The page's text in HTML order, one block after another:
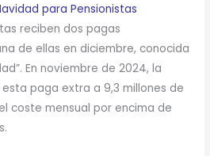
para Pensionistas
reciben dos pagas
de ellas en diciembre, conocida
En noviembre de 2024, la
paga extra a 9,3 millones de
coste mensual por encima de